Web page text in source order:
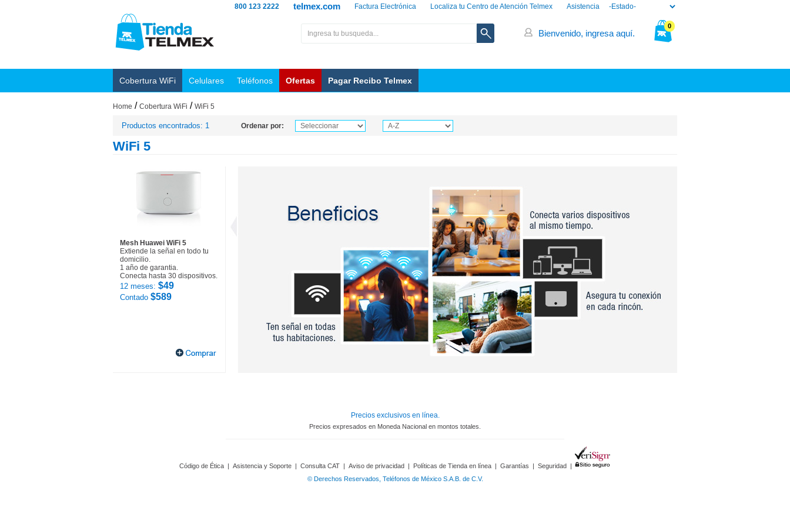
Asistencia
Localiza tu Centro de Atención Telmex
Factura Electrónica
telmex.com
800 123 2222
0
Bienvenido, ingresa aquí.
Cobertura WiFi Celulares Teléfonos Ofertas Pagar Recibo Telmex
Home / Cobertura WiFi / WiFi 5
Productos encontrados: 1 Ordenar por:
WiFi 5
Mesh Huawei WiFi 5
Extiende la señal en todo tu
domicilio.
1 año de garantia.
Conecta hasta 30 dispositivos.
12 meses: $49
Contado $589
Precios exclusivos en línea.
Precios expresados en Moneda Nacional en montos totales.
Código de Ética | Asistencia y Soporte | Consulta CAT | Aviso de privacidad | Políticas de Tienda en línea | Garantías | Seguridad |
© Derechos Reservados, Teléfonos de México S.A.B. de C.V.